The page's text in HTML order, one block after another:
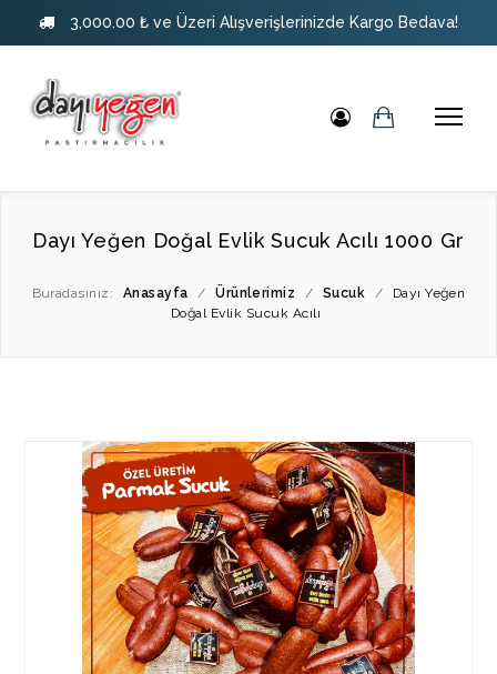
3,000.00 ₺ ve Üzeri Alışverişlerinizde Kargo Bedava!
Dayı Yeğen Doğal Evlik Sucuk Acılı 1000 Gr
Buradasınız: Anasayfa / Ürünlerimiz / Sucuk /
Dayı Yeğen
Doğal Evlik Sucuk Acılı